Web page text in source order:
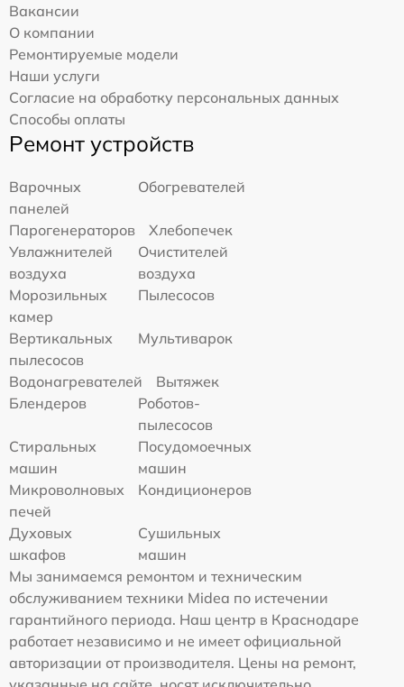
Вакансии
О компании
Ремонтируемые модели
Наши услуги
Согласие на обработку персональных данных
Способы оплаты
Ремонт устройств
Варочных
панелей
Обогревателей
Парогенераторов
Хлебопечек
Увлажнителей
воздуха
Очистителей
воздуха
Морозильных
камер
Пылесосов
Вертикальных
пылесосов
Мультиварок
Водонагревателей
Вытяжек
Блендеров
Роботов-
пылесосов
Стиральных
машин
Посудомоечных
машин
Микроволновых
печей
Кондиционеров
Духовых
шкафов
Сушильных
машин
Мы занимаемся ремонтом и техническим
обслуживанием техники Midea по истечении
гарантийного периода. Наш центр в Краснодаре
работает независимо и не имеет официальной
авторизации от производителя. Цены на ремонт,